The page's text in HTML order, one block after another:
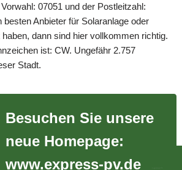
07051 und der Postleitzahl:
besten Anbieter für Solaranlage oder
dann sind hier vollkommen richtig.
ist: CW. Ungefähr 2.757
Stadt.
Reserved |
Besuchen Sie unsere
neue Homepage:
www.express-pv.de